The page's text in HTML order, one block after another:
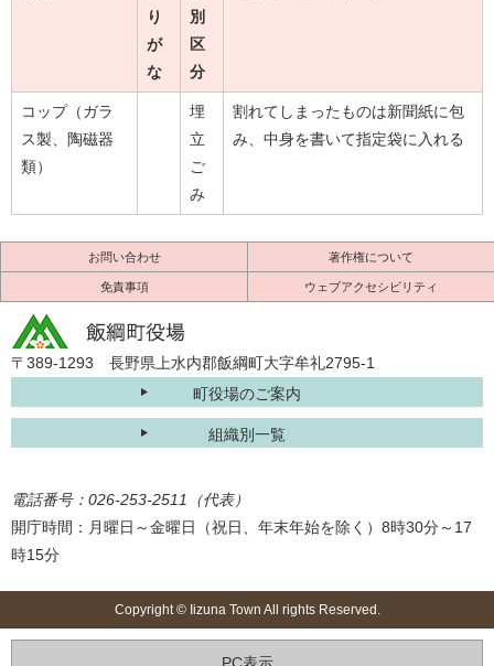
り
が
な
別
区
分
コップ（ガラ
ス製、陶磁器
類）
埋
立
ご
み
割れてしまったものは新聞紙に包
み、中身を書いて指定袋に入れる
お問い合わせ 著作権について
免責事項 ウェブアクセシビリティ
〒389-1293 長野県上水内郡飯綱町大字牟礼2795-1
町役場のご案内
組織別一覧
電話番号：026-253-2511（代表）
開庁時間：月曜日～金曜日（祝日、年末年始を除く）8時30分～17
時15分
Copyright © Iizuna Town All rights Reserved.